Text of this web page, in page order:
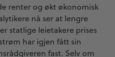
renter og økt økonomisk
nå ser at lengre
statlige leietakere prises
har igjen fått sin
fast. Selv om